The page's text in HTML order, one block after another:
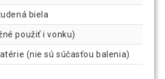
biela
použiť i vonku)
(nie sú súčasťou balenia)